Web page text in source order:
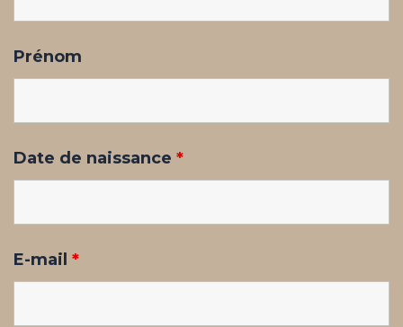
Prénom
Date de naissance *
E-mail *